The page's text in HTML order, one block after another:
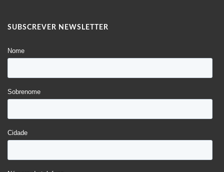
SUBSCREVER NEWSLETTER